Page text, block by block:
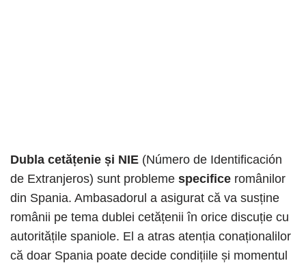
Dubla cetățenie și NIE (Número de Identificación
de Extranjeros) sunt probleme specifice românilor
din Spania. Ambasadorul a asigurat că va susține
românii pe tema dublei cetățenii în orice discuție cu
autoritățile spaniole. El a atras atenția conaționalilor
că doar Spania poate decide condițiile și momentul